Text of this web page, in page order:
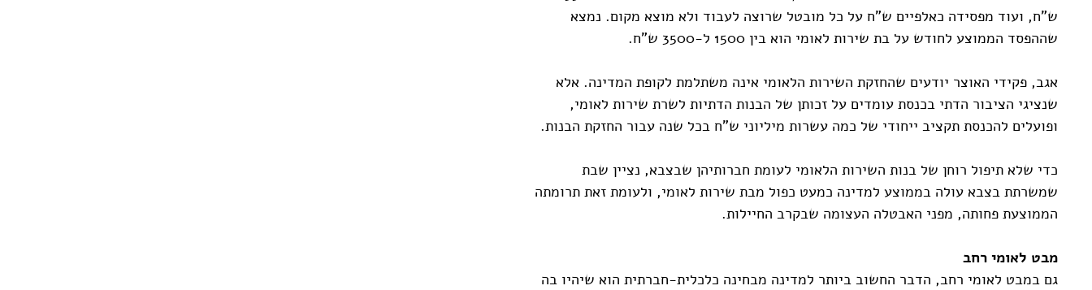
ש"ח, ועוד מפסידה כאלפיים ש"ח על כל מובטל שרוצה לעבוד ולא מוצא מקום. נמצא
שההפסד הממוצע לחודש על בת שירות לאומי הוא בין 1500 ל-3500 ש"ח.
אגב, פקידי האוצר יודעים שהחזקת השירות הלאומי אינה משתלמת לקופת המדינה. אלא
שנציגי הציבור הדתי בכנסת עומדים על זכותן של הבנות הדתיות לשרת שירות לאומי,
ופועלים להכנסת תקציב ייחודי של כמה עשרות מיליוני ש"ח בכל שנה עבור החזקת הבנות.
כדי שלא תיפול רוחן של בנות השירות הלאומי לעומת חברותיהן שבצבא, נציין שבת
שמשרתת בצבא עולה בממוצע למדינה כמעט כפול מבת שירות לאומי, ולעומת זאת תרומתה
הממוצעת פחותה, מפני האבטלה העצומה שבקרב החיילות.
מבט לאומי רחב
גם במבט לאומי רחב, הדבר החשוב ביותר למדינה מבחינה כלכלית-חברתית הוא שיהיו בה